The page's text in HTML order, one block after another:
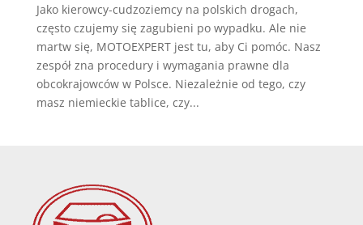
Jako kierowcy-cudzoziemcy na polskich drogach,
często czujemy się zagubieni po wypadku. Ale nie
martw się, MOTOEXPERT jest tu, aby Ci pomóc. Nasz
zespół zna procedury i wymagania prawne dla
obcokrajowców w Polsce. Niezależnie od tego, czy
masz niemieckie tablice, czy...